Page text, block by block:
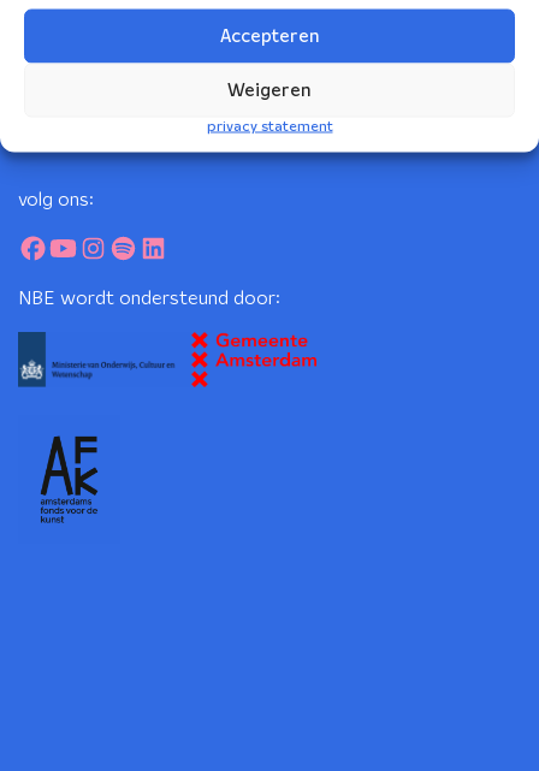
Accepteren
Weigeren
privacy statement
volg ons:
NBE wordt ondersteund door: